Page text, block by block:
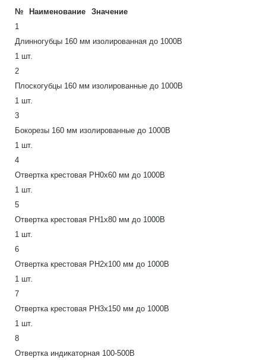
№ Наименование
Значение
1
Длинногубцы 160 мм изолированная до 1000В
1 шт.
2
Плоскогубцы 160 мм изолированные до 1000В
1 шт.
3
Бокорезы 160 мм изолированные до 1000В
1 шт.
4
Отвертка крестовая PH0х60 мм до 1000В
1 шт.
5
Отвертка крестовая РН1х80 мм до 1000В
1 шт.
6
Отвертка крестовая РН2х100 мм до 1000В
1 шт.
7
Отвертка крестовая PH3х150 мм до 1000В
1 шт.
8
Отвертка индикаторная 100-500В